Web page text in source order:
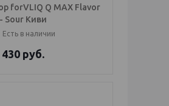
forVLIQ Q MAX Flavor
- Sour Киви
Есть в наличии
430руб.